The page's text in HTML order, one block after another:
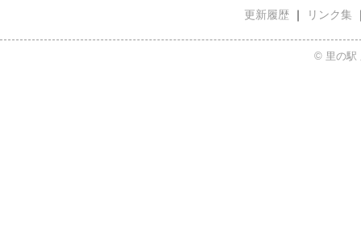
更新履歴 ｜ リンク集
© 里の駅